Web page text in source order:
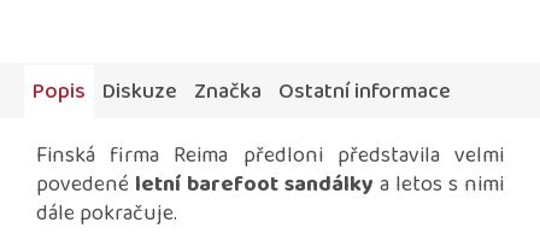
Popis Diskuze Značka Ostatní informace
Finská firma Reima předloni představila velmi
povedené letní barefoot sandálky a letos s nimi
dále pokračuje.